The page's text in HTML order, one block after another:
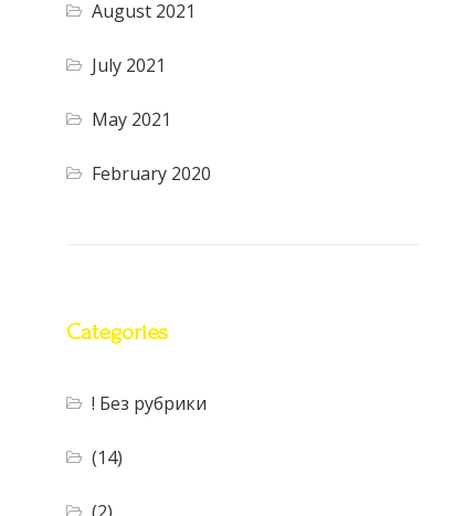
August 2021
July 2021
May 2021
February 2020
Categories
! Без рубрики
(14)